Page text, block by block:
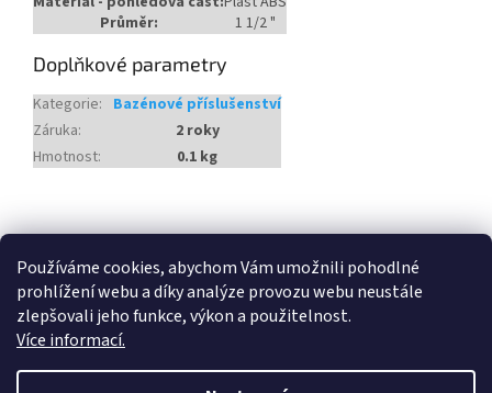
Používáme cookies, abychom Vám umožnili pohodlné
prohlížení webu a díky analýze provozu webu neustále
zlepšovali jeho funkce, výkon a použitelnost.
Více informací.
Průměr:
1 1/2 "
Doplňkové parametry
Kategorie: Bazénové příslušenství
Záruka:
2 roky
Hmotnost: 0.1 kg
á
Vytvořil Shoptet